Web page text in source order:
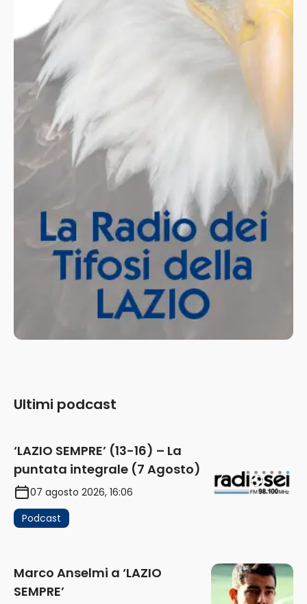
Ultimi podcast
‘LAZIO SEMPRE’ (13-16) – La
puntata integrale (7 Agosto)
07 agosto 2026, 16:06
Podcast
Marco Anselmi a ‘LAZIO
SEMPRE’